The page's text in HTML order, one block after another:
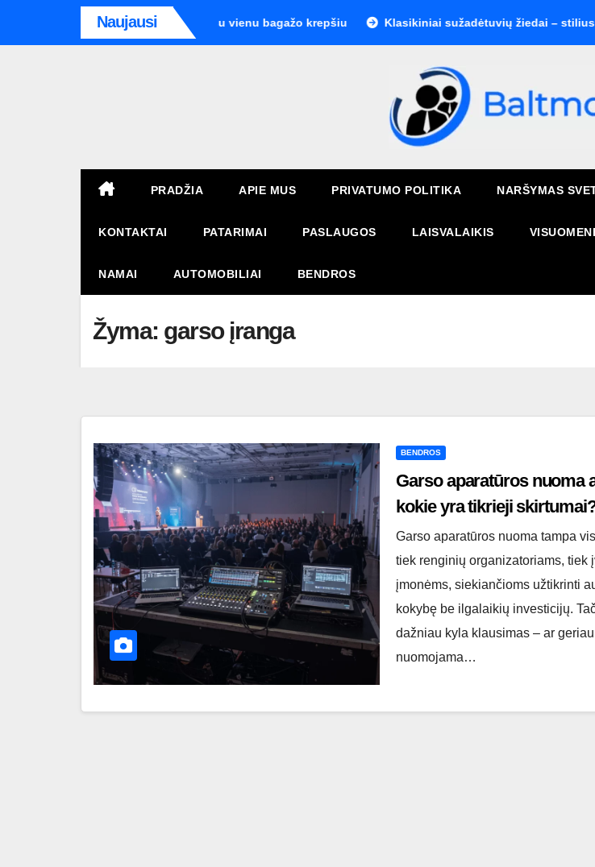
Naujausi
telefonams kai keliauji su vienu bagažo krepšiu Klasikiniai sužadėtuvių žiedai – stilius, kuris
PRADŽIA APIE MUS PRIVATUMO POLITIKA NARŠYMAS
KONTAKTAI PATARIMAI PASLAUGOS LAISVALAIKIS
NAMAI AUTOMOBILIAI BENDROS
Žyma: garso įranga
BENDROS
Garso aparatūros nuoma
kokie yra tikrieji
Garso aparatūros nuoma tampa
tiek renginių organizatoriams, tiek
įmonėms, siekiančioms užtikrinti
kokybę be ilgalaikių investicijų.
dažniau kyla klausimas – ar
nuomojama…